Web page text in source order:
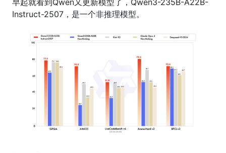
早起就看到Qwen又更新模型了，Qwen3-235B-A22B-
Instruct-2507，是一个非推理模型。